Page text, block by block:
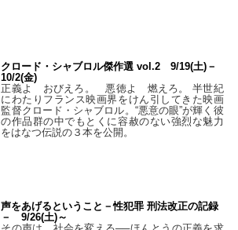
クロード・シャブロル傑作選 vol.2 9/19(土)－
10/2(金)
正義よ おびえろ。 悪徳よ 燃えろ。 半世紀
にわたりフランス映画界をけん引してきた映画
監督クロード・シャブロル。“悪意の眼”が輝く彼
の作品群の中でもとくに容赦のない強烈な魅力
をはなつ伝説の３本を公開。
声をあげるということ－性犯罪 刑法改正の記録
－ 9/26(土)～